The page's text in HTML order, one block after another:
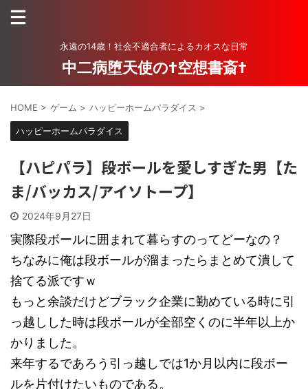
永遠の14歳！社会不適合者によるカオスな日常
中二病堕天使の†空想書斎†
HOME > ゲーム > ハッピーホームパラダイス >
ハッピーホームパラダイス
【ハピパラ】段ボールを愛しすぎた男【た
ま/バッカス/アイソトープ】
2024年9月27日
実際段ボールに囲まれて暮らすのってどーなの？
ちなみに俺は段ボールが溜まったらまとめて潰して
捨てる派ですｗ
もっと余談だけどブラック企業に勤めている時に引
っ越しした時は段ボールが全部空くのに半年以上か
かりました。
来年するであろう引っ越しでは1か月以内に段ボー
ルを片付けたいものである。